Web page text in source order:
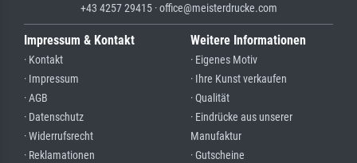
+43 4257 29415 · office@meisterdrucke.com
Impressum & Kontakt
· Kontakt
· Impressum
· AGB
· Datenschutz
· Widerrufsrecht
· Reklamationen
Weitere Informationen
· Eigenes Motiv
· Ihre Kunst verkaufen
· Qualität
· Eindrücke aus unserer
Manufaktur
· Gutscheine